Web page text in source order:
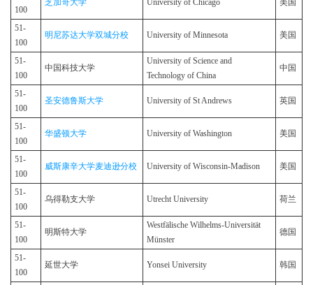
100
芝加哥大学 University of Chicago 美国
51-
100
明尼苏达大学双城分校 University of Minnesota 美国
51-
100
中国科技大学
University of Science and
Technology of China
中国
51-
100
圣安德鲁斯大学 University of St Andrews 英国
51-
100
华盛顿大学 University of Washington 美国
51-
100
威斯康辛大学麦迪逊分校 University of Wisconsin-Madison 美国
51-
100
乌得勒支大学 Utrecht University 荷兰
51-
100
明斯特大学
Westfälische Wilhelms-Universität
Münster
德国
51-
100
延世大学 Yonsei University 韩国